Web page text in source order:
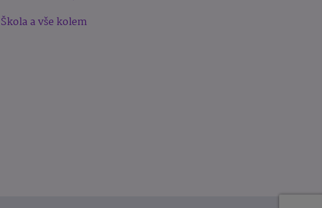
Škola a vše kolem